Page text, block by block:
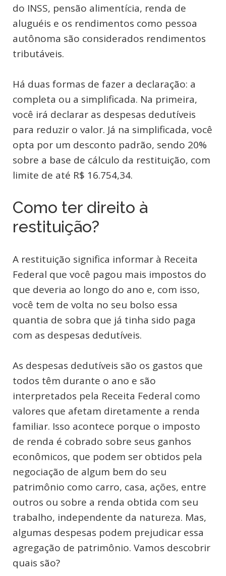
do INSS, pensão alimentícia, renda de
aluguéis e os rendimentos como pessoa
autônoma são considerados rendimentos
tributáveis.
Há duas formas de fazer a declaração: a
completa ou a simplificada. Na primeira,
você irá declarar as despesas dedutíveis
para reduzir o valor. Já na simplificada, você
opta por um desconto padrão, sendo 20%
sobre a base de cálculo da restituição, com
limite de até R$ 16.754,34.
Como ter direito à
restituição?
A restituição significa informar à Receita
Federal que você pagou mais impostos do
que deveria ao longo do ano e, com isso,
você tem de volta no seu bolso essa
quantia de sobra que já tinha sido paga
com as despesas dedutíveis.
As despesas dedutíveis são os gastos que
todos têm durante o ano e são
interpretados pela Receita Federal como
valores que afetam diretamente a renda
familiar. Isso acontece porque o imposto
de renda é cobrado sobre seus ganhos
econômicos, que podem ser obtidos pela
negociação de algum bem do seu
patrimônio como carro, casa, ações, entre
outros ou sobre a renda obtida com seu
trabalho, independente da natureza. Mas,
algumas despesas podem prejudicar essa
agregação de patrimônio. Vamos descobrir
quais são?